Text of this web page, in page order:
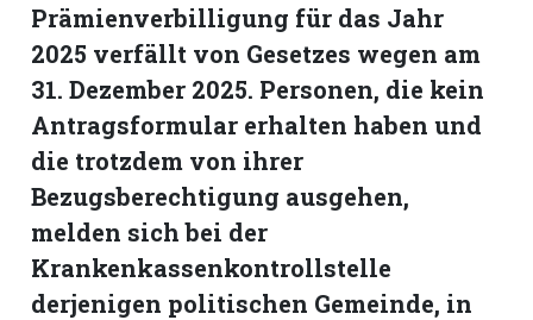
Romanshorn:
offizielle
Mitteilungen
Prämienverbilligung für das Jahr
2025 verfällt von Gesetzes wegen am
31. Dezember 2025. Personen, die kein
Antragsformular erhalten haben und
die trotzdem von ihrer
Bezugsberechtigung ausgehen,
melden sich bei der
Krankenkassenkontrollstelle
derjenigen politischen Gemeinde, in